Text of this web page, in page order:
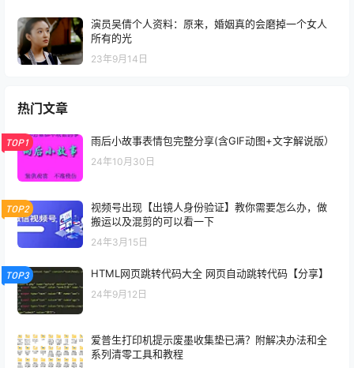
演员吴倩个人资料：原来，婚姻真的会磨掉一个女人
所有的光
23年9月14日
热门文章
TOP1 雨后小故事表情包完整分享(含GIF动图+文字解说版）
24年10月30日
TOP2
视频号出现【出镜人身份验证】教你需要怎么办，做
搬运以及混剪的可以看一下
24年3月15日
TOP3 HTML网页跳转代码大全 网页自动跳转代码【分享】
24年9月12日
爱普生打印机提示废墨收集垫已满？附解决办法和全
系列清零工具和教程